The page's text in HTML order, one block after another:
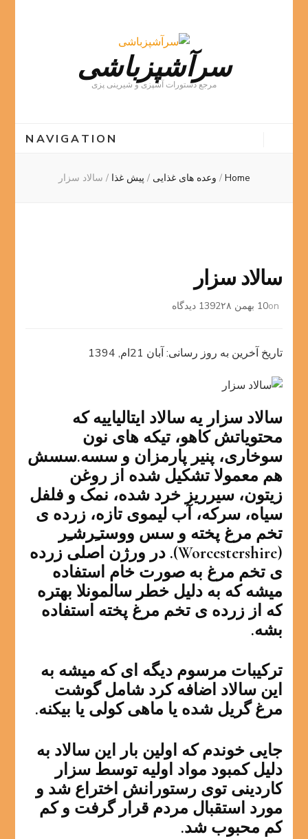
سرآشپزباشی
مرجع دستورات آشپزی و شیرینی پزی
NAVIGATION
Home
/ وعده های غذایی/ پیش غذا/ سالاد سزار
سالاد سزار
on10 بهمن 1392 ۲۸ دیدگاه
تاریخ آخرین به روز رسانی: آبان 21ام, 1394
سالاد سزار یه سالاد ایتالیاییه که
محتویاتش کاهو، تیکه های نون
سوخاری، پنیر پارمزان و سسه.سسش
هم معمولا تشکیل شده از روغن
زیتون، سیرریز خرد شده، نمک و فلفل
سیاه، سرکه، آب لیموی تازه، زرده ی
تخم مرغ پخته و سس ووستـِرشـِر
(Worcestershire). در ورژن اصلی زرده
ی تخم مرغ به صورت خام استفاده
میشه که به دلیل خطر سالمونلا بهتره
که از زرده ی تخم مرغ پخته استفاده
بشه.
ترکیبات مرسوم دیگه ای که میشه به
این سالاد اضافه کرد شامل گوشت
مرغ گریل شده یا ماهی کولی یا بیکنه.
جایی خوندم که اولین بار این سالاد به
دلیل کمبود مواد اولیه توسط سزار
کاردینی توی رستورانش اختراع شد و
مورد استقبال مردم قرار گرفت و کم
کم محبوب شد.